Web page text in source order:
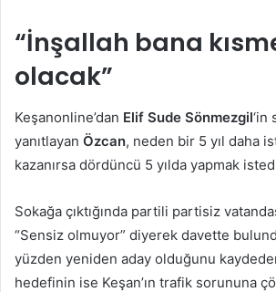
“İnşallah bana
olacak”
Keşanonline’dan Elif Sude Sönmezgil‘in
yanıtlayan Özcan, neden bir 5 yıl daha
kazanırsa dördüncü 5 yılda yapmak
Sokağa çıktığında partili partisiz
“Sensiz olmuyor” diyerek davette
yüzden yeniden aday olduğunu
hedefinin ise Keşan’ın trafik sorununa